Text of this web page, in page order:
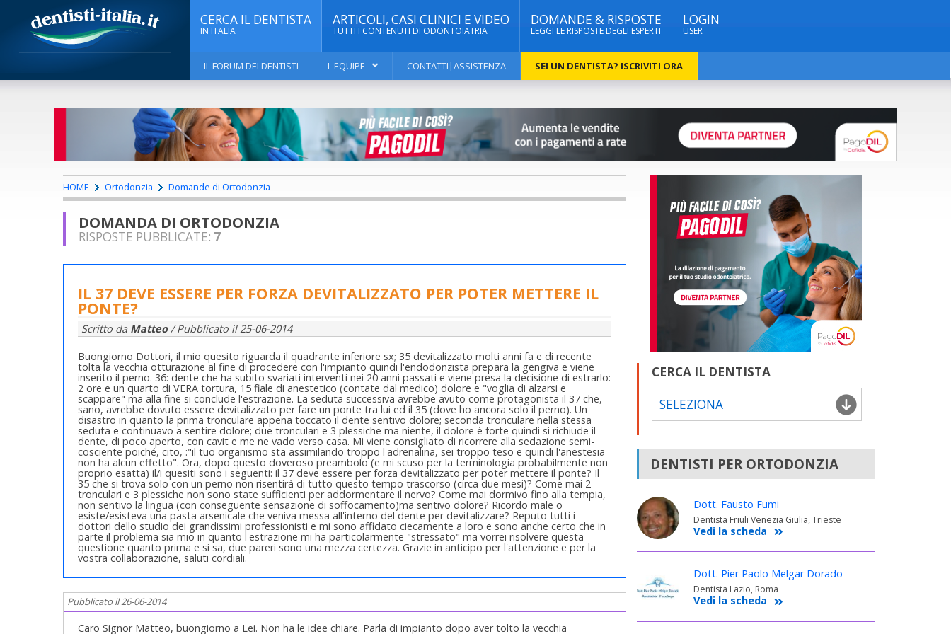
CERCA IL DENTISTA
IN ITALIA
ARTICOLI, CASI CLINICI E VIDEO
TUTTI I CONTENUTI DI ODONTOIATRIA
DOMANDE & RISPOSTE
LEGGI LE RISPOSTE DEGLI ESPERTI
LOGIN
USER
IL FORUM DEI DENTISTI L'EQUIPE CONTATTI|ASSISTENZA SEI UN DENTISTA? ISCRIVITI ORA
HOME Ortodonzia Domande di Ortodonzia
DOMANDA DI ORTODONZIA
RISPOSTE PUBBLICATE: 7
IL 37 DEVE ESSERE PER FORZA DEVITALIZZATO PER POTER METTERE IL
PONTE?
Scritto da Matteo/ Pubblicato il25-06-2014
Buongiorno Dottori, il mio quesito riguarda il quadrante inferiore sx; 35 devitalizzato molti anni fa e di recente
tolta la vecchia otturazione al fine di procedere con l'impianto quindi l'endodonzista prepara la gengiva e viene
inserito il perno. 36: dente che ha subito svariati interventi nei 20 anni passati e viene presa la decisione di estrarlo:
2 ore e un quarto di VERA tortura, 15 fiale di anestetico (contate dal medico) dolore e "voglia di alzarsi e
scappare" ma alla fine si conclude l'estrazione. La seduta successiva avrebbe avuto come protagonista il 37 che,
sano, avrebbe dovuto essere devitalizzato per fare un ponte tra lui ed il 35 (dove ho ancora solo il perno). Un
disastro in quanto la prima tronculare appena toccato il dente sentivo dolore; seconda tronculare nella stessa
seduta e continuavo a sentire dolore; due tronculari e 3 plessiche ma niente, il dolore è forte quindi si richiude il
dente, di poco aperto, con cavit e me ne vado verso casa. Mi viene consigliato di ricorrere alla sedazione semi-
cosciente poiché, cito, :"il tuo organismo sta assimilando troppo l'adrenalina, sei troppo teso e quindi l'anestesia
non ha alcun effetto". Ora, dopo questo doveroso preambolo (e mi scuso per la terminologia probabilmente non
proprio esatta) il/i quesiti sono i seguenti: il 37 deve essere per forza devitalizzato per poter mettere il ponte? Il
35 che si trova solo con un perno non risentirà di tutto questo tempo trascorso (circa due mesi)? Come mai 2
tronculari e 3 plessiche non sono state sufficienti per addormentare il nervo? Come mai dormivo fino alla tempia,
non sentivo la lingua (con conseguente sensazione di soffocamento)ma sentivo dolore? Ricordo male o
esiste/esisteva una pasta arsenicale che veniva messa all'interno del dente per devitalizzare? Reputo tutti i
dottori dello studio dei grandissimi professionisti e mi sono affidato ciecamente a loro e sono anche certo che in
parte il problema sia mio in quanto l'estrazione mi ha particolarmente "stressato" ma vorrei risolvere questa
questione quanto prima e si sa, due pareri sono una mezza certezza. Grazie in anticipo per l'attenzione e per la
vostra collaborazione, saluti cordiali.
Pubblicato il 26-06-2014
Caro Signor Matteo, buongiorno a Lei. Non ha le idee chiare. Parla di impianto dopo aver tolto la vecchia
CERCA IL DENTISTA
SELEZIONA
DENTISTI PER ORTODONZIA
Dott. Fausto Fumi
Dentista Friuli Venezia Giulia, Trieste
Vedi la scheda
Dott. Pier Paolo Melgar Dorado
Dentista Lazio, Roma
Vedi la scheda